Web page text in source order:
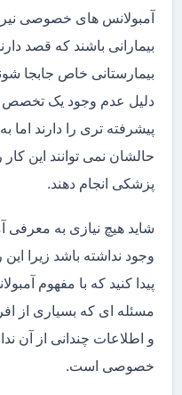
آمبولانس های خصوصی
بیمارانی باشند که قصد
بیمارستانی خاص جابجا
دلیل عدم وجود یک تخصص
پیشرفته تری را دارند اما
حالشان نمی توانند این
پزشکی انجام دهند.
شاید هیچ نیازی به معرفی
وجود نداشته باشد زیرا
پیدا کنید که با مفهوم
مسئله ای که بسیاری از
و اطلاعات چندانی از آن
خصوصی است.